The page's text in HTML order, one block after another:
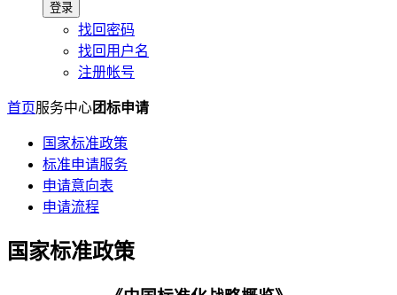
登录
找回密码
找回用户名
注册帐号
首页服务中心团标申请
国家标准政策
标准申请服务
申请意向表
申请流程
国家标准政策